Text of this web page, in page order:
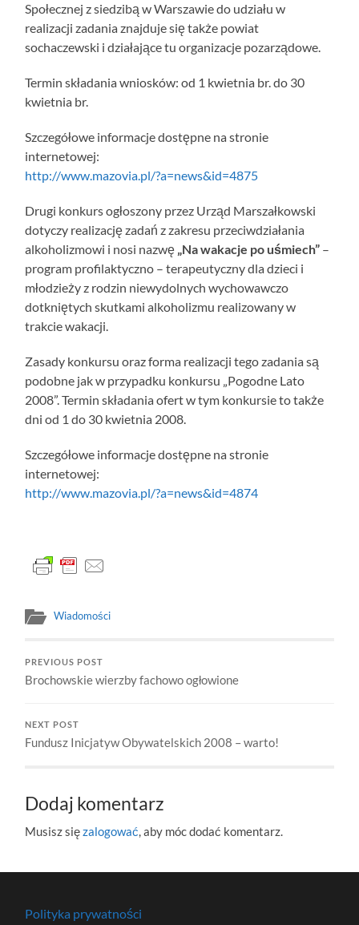
Społecznej z siedzibą w Warszawie do udziału w
realizacji zadania znajduje się także powiat
sochaczewski i działające tu organizacje pozarządowe.
Termin składania wniosków: od 1 kwietnia br. do 30
kwietnia br.
Szczegółowe informacje dostępne na stronie
internetowej:
http://www.mazovia.pl/?a=news&id=4875
Drugi konkurs ogłoszony przez Urząd Marszałkowski
dotyczy realizację zadań z zakresu przeciwdziałania
alkoholizmowi i nosi nazwę „Na wakacje po uśmiech” –
program profilaktyczno – terapeutyczny dla dzieci i
młodzieży z rodzin niewydolnych wychowawczo
dotkniętych skutkami alkoholizmu realizowany w
trakcie wakacji.
Zasady konkursu oraz forma realizacji tego zadania są
podobne jak w przypadku konkursu „Pogodne Lato
2008”. Termin składania ofert w tym konkursie to także
dni od 1 do 30 kwietnia 2008.
Szczegółowe informacje dostępne na stronie
internetowej:
http://www.mazovia.pl/?a=news&id=4874
Wiadomości
PREVIOUS POST
Brochowskie wierzby fachowo ogłowione
NEXT POST
Fundusz Inicjatyw Obywatelskich 2008 – warto!
Dodaj komentarz
Musisz sięzalogować, aby móc dodać komentarz.
Polityka prywatności